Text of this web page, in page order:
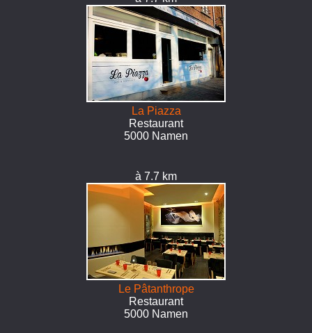
La Piazza
Restaurant
5000 Namen
à 7.7 km
Le Pâtanthrope
Restaurant
5000 Namen